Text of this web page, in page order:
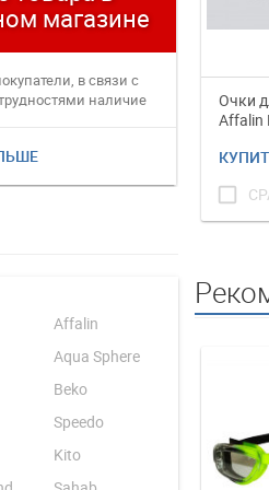
магазине
в связи с
наличие
Affalin
Aqua Sphere
Beko
Speedo
Kito
Очки
Affalin
check_box_outline_blank